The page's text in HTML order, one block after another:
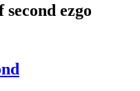
ezgo